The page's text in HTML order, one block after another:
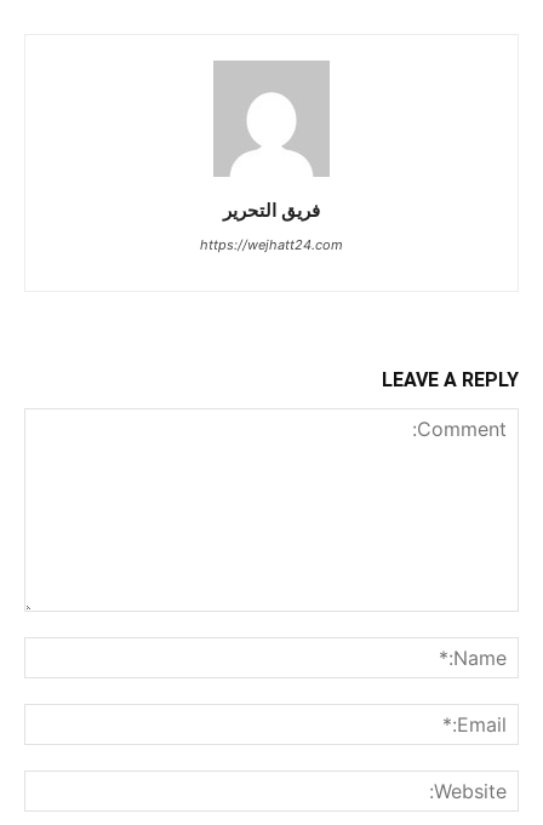
فريق التحرير
https://wejhatt24.com
LEAVE A REPLY